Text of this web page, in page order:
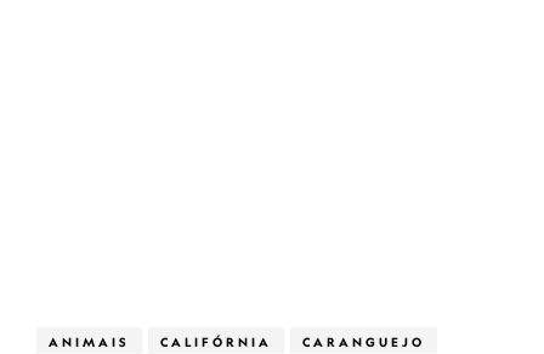
ANIMAIS CALIFÓRNIA CARANGUEJO